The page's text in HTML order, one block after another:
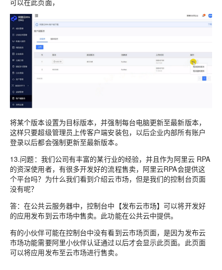
将某个版本设置为目标版本，并强制每台电脑更新至最新版本，
这样只要超级管理员上传客户端安装包，以后企业内部所有账户
登录以后都会强制更新至最新版本。
13.问题：我们公司有丰富的某行业的经验，并且作为阿里云 RPA
的资深使用者，有很多开发好的流程售卖，阿里云RPA会提供这
个平台吗？为什么我们看到介绍云市场，但是我们的控制台页面
没有呢？
答：在公共云服务器中，控制台中【发布云市场】可以将开发好
的应用发布到云市场中售卖。此功能在公共云中提供。
有的小伙伴可能在控制台中没有看到云市场页面，是因为发布云
市场功能需要阿里小伙伴认证通过以后才会显示此页面。此页面
可以将应用发布至云市场进行售卖。